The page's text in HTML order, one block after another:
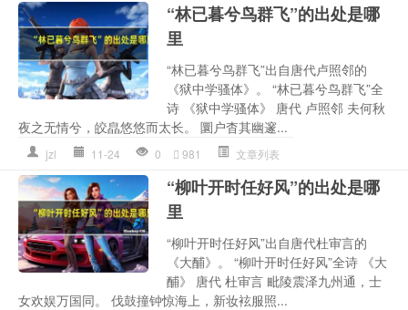
“林已暮兮鸟群飞”的出处是哪
里
“林已暮兮鸟群飞”出自唐代卢照邻的
《狱中学骚体》。 “林已暮兮鸟群飞”全
诗 《狱中学骚体》 唐代 卢照邻 夫何秋
夜之无情兮，皎皛悠悠而太长。 圜户杳其幽邃...
jzl 11-24 0 981 文章列表
“柳叶开时任好风”的出处是哪
里
“柳叶开时任好风”出自唐代杜审言的
《大酺》。 “柳叶开时任好风”全诗 《大
酺》 唐代 杜审言 毗陵震泽九州通，士
女欢娱万国同。 伐鼓撞钟惊海上，新妆袨服照...